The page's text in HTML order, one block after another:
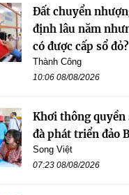
Đất chuyển
định lâu năm
có được cấp sổ đỏ?
Thành Công
10:06 08/08/2026
Khơi thông quyền
đà phát triển đảo
Song Việt
07:23 08/08/2026